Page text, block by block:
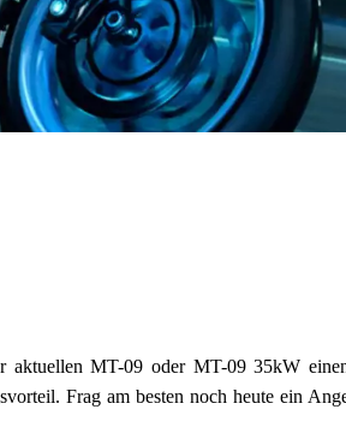
Tenere
MT-09 oder MT-09 35kW
Frag am besten noch heute ein